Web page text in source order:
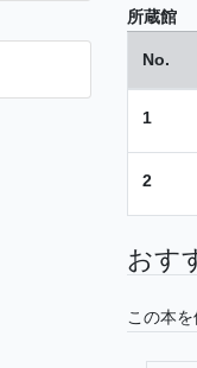
所蔵館
No.
1
2
おす
この本を